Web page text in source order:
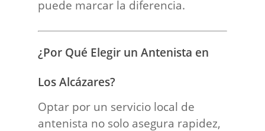
puede marcar la diferencia.
¿Por Qué Elegir un Antenista en
Los Alcázares?
Optar por un servicio local de
antenista no solo asegura rapidez,